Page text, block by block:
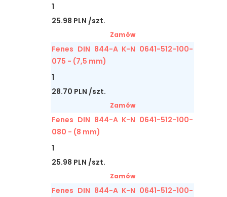
1
25.98 PLN /szt.
Zamów
Fenes DIN 844-A K-N 0641-512-100-
075 - (7,5 mm)
1
28.70 PLN /szt.
Zamów
Fenes DIN 844-A K-N 0641-512-100-
080 - (8 mm)
1
25.98 PLN /szt.
Zamów
Fenes DIN 844-A K-N 0641-512-100-